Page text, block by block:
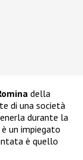
della
di una società
durante la
un impiegato
è quello